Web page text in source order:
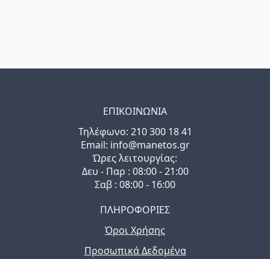
ΕΠΙΚΟΙΝΩΝΙΑ
Τηλέφωνo: 210 300 18 41
Email: info@manetos.gr
Ώρες λειτουργίας:
Δευ - Παρ : 08:00 - 21:00
Σαβ : 08:00 - 16:00
ΠΛΗΡΟΦΟΡΙΕΣ
Όροι Χρήσης
Προσωπικά Δεδομένα